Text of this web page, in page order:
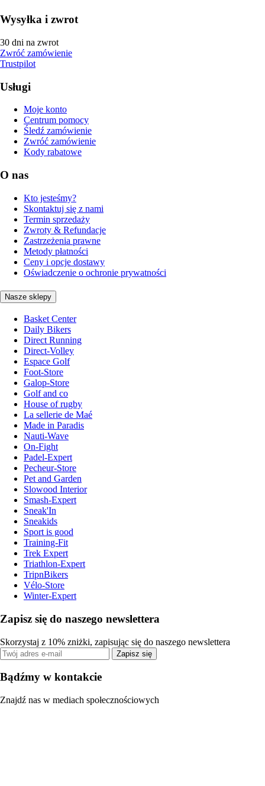
Wysyłka i zwrot
30 dni na zwrot
Zwróć zamówienie
Trustpilot
Usługi
Moje konto
Centrum pomocy
Śledź zamówienie
Zwróć zamówienie
Kody rabatowe
O nas
Kto jesteśmy?
Skontaktuj się z nami
Termin sprzedaży
Zwroty & Refundacje
Zastrzeżenia prawne
Metody płatności
Ceny i opcje dostawy
Oświadczenie o ochronie prywatności
Nasze sklepy
Basket Center
Daily Bikers
Direct Running
Direct-Volley
Espace Golf
Foot-Store
Galop-Store
Golf and co
House of rugby
La sellerie de Maé
Made in Paradis
Nauti-Wave
On-Fight
Padel-Expert
Pecheur-Store
Pet and Garden
Slowood Interior
Smash-Expert
Sneak'In
Sneakids
Sport is good
Training-Fit
Trek Expert
Triathlon-Expert
TripnBikers
Vélo-Store
Winter-Expert
Zapisz się do naszego newslettera
Skorzystaj z 10% zniżki, zapisując się do naszego newslettera
Zapisz się
Bądźmy w kontakcie
Znajdź nas w mediach społecznościowych